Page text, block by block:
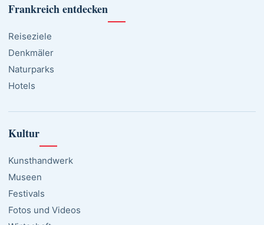
Frankreich entdecken
Reiseziele
Denkmäler
Naturparks
Hotels
Kultur
Kunsthandwerk
Museen
Festivals
Fotos und Videos